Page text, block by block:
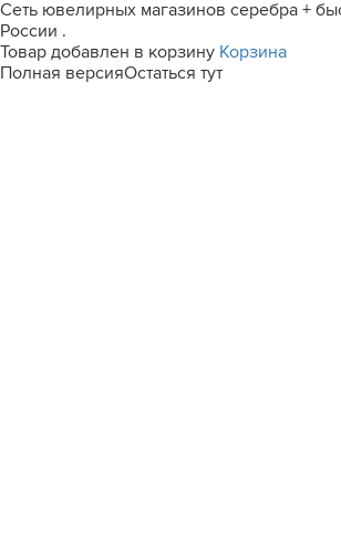
Сеть ювелирных магазинов серебра +
России .
Товар добавлен в корзину Корзина
Полная версияОстаться тут